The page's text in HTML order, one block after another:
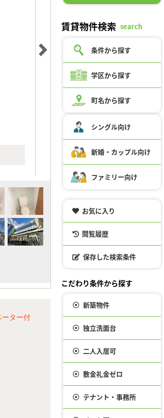
ター付
賃貸物件検索 search
条件から探す
学区から探す
町名から探す
シングル向け
新婚・カップル向け
ファミリー向け
お気に入り
閲覧履歴
保存した検索条件
こだわり条件から探す
新築物件
独立洗面台
二人入居可
敷金礼金ゼロ
テナント・事務所